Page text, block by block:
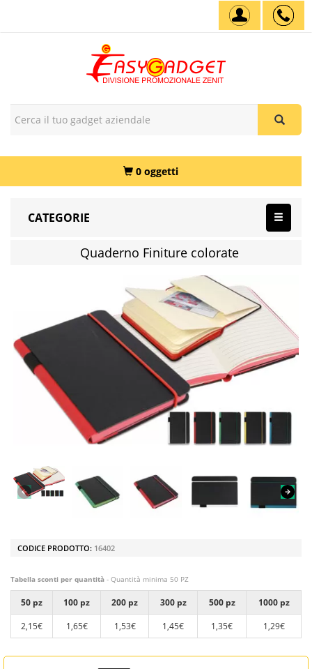
0 oggetti
CATEGORIE
Quaderno Finiture colorate
CODICE PRODOTTO: 16402
Tabella sconti per quantità - Quantità minima 50 PZ
50 pz 100 pz 200 pz 300 pz 500 pz
1000 pz
2,15€
1,65€ 1,53€ 1,45€ 1,35€ 1,29€